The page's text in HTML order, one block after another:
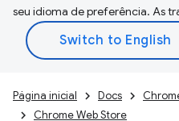
seu idioma de preferência. As
Página inicial Docs
Chrome Web Store